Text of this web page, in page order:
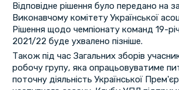
Відповідне рішення було передано на
Виконавчому комітету Української
Рішення щодо чемпіонату команд 19-
2021/22 буде ухвалено пізніше.
Також під час Загальних зборів
робочу групу, яка опрацьовуватиме
поточну діяльність Української